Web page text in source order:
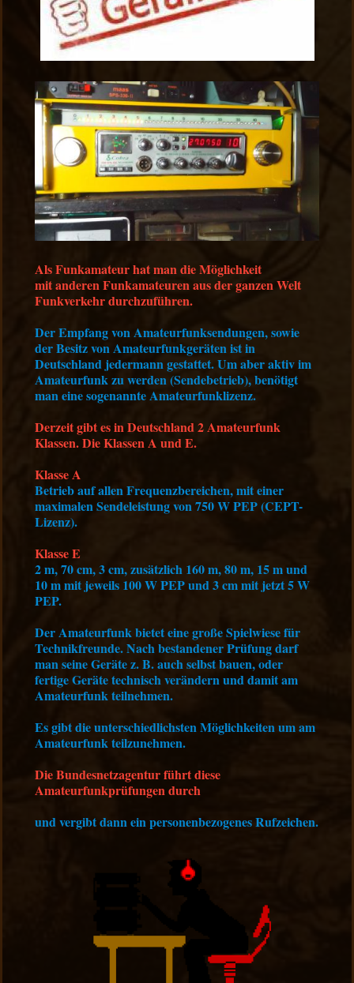
Als Funkamateur hat man die Möglichkeit
mit anderen Funkamateuren aus der ganzen Welt
Funkverkehr durchzuführen.
Der Empfang von Amateurfunksendungen, sowie
der Besitz von Amateurfunkgeräten ist in
Deutschland jedermann gestattet. Um aber aktiv im
Amateurfunk zu werden (Sendebetrieb), benötigt
man eine sogenannte Amateurfunklizenz.
Derzeit gibt es in Deutschland 2 Amateurfunk
Klassen. Die Klassen A und E.
Klasse A
Betrieb auf allen Frequenzbereichen, mit einer
maximalen Sendeleistung von 750 W PEP (CEPT-
Lizenz).
Klasse E
2 m, 70 cm, 3 cm, zusätzlich 160 m, 80 m, 15 m und
10 m mit jeweils 100 W PEP und 3 cm mit jetzt 5 W
PEP.
Der Amateurfunk bietet eine große Spielwiese für
Technikfreunde. Nach bestandener Prüfung darf
man seine Geräte z. B. auch selbst bauen, oder
fertige Geräte technisch verändern und damit am
Amateurfunk teilnehmen.
Es gibt die unterschiedlichsten Möglichkeiten um am
Amateurfunk teilzunehmen.
Die Bundesnetzagentur führt diese
Amateurfunkprüfungen durch
und vergibt dann ein personenbezogenes Rufzeichen.